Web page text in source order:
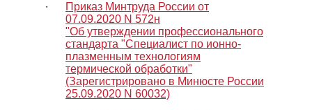
∙
Приказ Минтруда России от
07.09.2020 N 572н
"Об утверждении профессионального
стандарта "Специалист по ионно-
плазменным технологиям
термической обработки"
(Зарегистрировано в Минюсте России
25.09.2020 N 60032)